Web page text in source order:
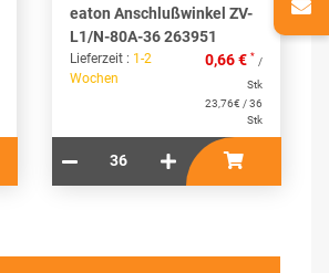
eaton Anschlußwinkel ZV-
L1/N-80A-36 263951
Lieferzeit : 1-2
Wochen
0,66 € * /
Stk
23,76€ / 36
Stk